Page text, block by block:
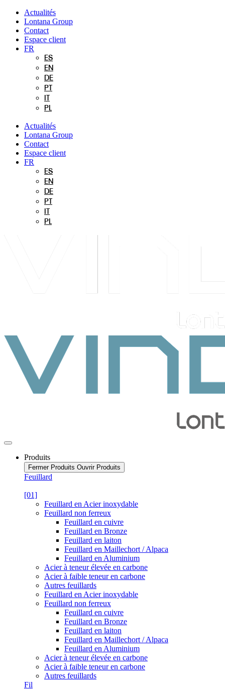
Aller
contenu
Actualités
Lontana Group
Contact
Espace client
FR
ES
EN
DE
PT
PL
Actualités
Lontana Group
Contact
Espace client
FR
ES
EN
DE
PT
PL
Produits
Fermer Produits Ouvrir Produits
Feuillard
[01]
Feuillard en Acier inoxydable
Feuillard non ferreux
Feuillard en cuivre
Feuillard en Bronze
Feuillard en laiton
Feuillard en Maillechort / Alpaca
Feuillard en Aluminium
Acier à teneur élevée en carbone
Acier à faible teneur en carbone
Autres feuillards
Feuillard en Acier inoxydable
Feuillard non ferreux
Feuillard en cuivre
Feuillard en Bronze
Feuillard en laiton
Feuillard en Maillechort / Alpaca
Feuillard en Aluminium
Acier à teneur élevée en carbone
Acier à faible teneur en carbone
Autres feuillards
Fil